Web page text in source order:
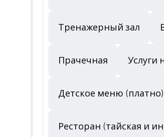
Тренажерный зал
Прачечная Услуги
Детское меню (платно)
Ресторан (тайская и